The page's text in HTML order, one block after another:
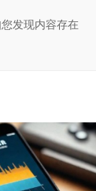
发现内容存在